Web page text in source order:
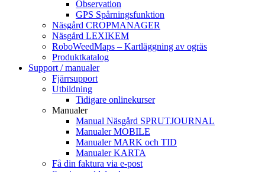
Observation
GPS Spårningsfunktion
Näsgård CROPMANAGER
Näsgård LEXIKEM
RoboWeedMaps – Kartläggning av ogräs
Produktkatalog
Support / manualer
Fjärrsupport
Utbildning
Tidigare onlinekurser
Manualer
Manual Näsgård SPRUTJOURNAL
Manualer MOBILE
Manualer MARK och TID
Manualer KARTA
Få din faktura via e-post